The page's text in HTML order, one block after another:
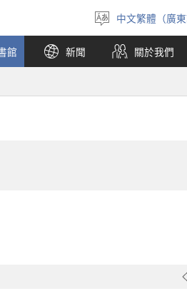
選
擇
語
言
中文繁體（廣東
館 新聞 關於我們